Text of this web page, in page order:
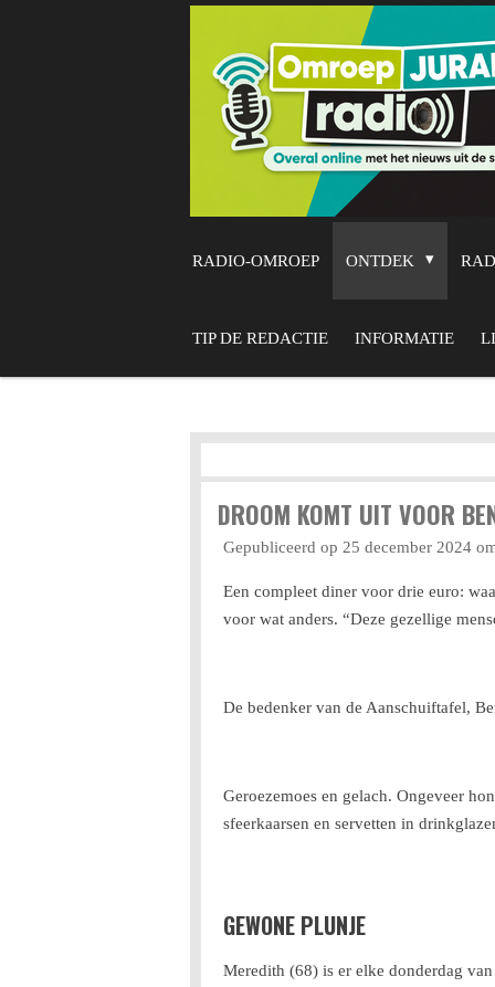
RADIO-OMROEP ONTDEK
TIP DE REDACTIE INFORMATIE
DROOM KOMT UIT VOOR
Gepubliceerd op 25 december 2024
Een compleet diner voor drie euro:
voor wat anders. “Deze gezellige
De bedenker van de Aanschuiftafel,
Geroezemoes en gelach. Ongeveer
sfeerkaarsen en servetten in
GEWONE PLUNJE
Meredith (68) is er elke donderdag